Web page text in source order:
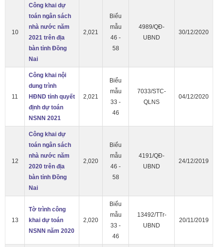
10
Công khai dự
toán ngân sách
nhà nước năm
2021 trên địa
bàn tỉnh Đồng
Nai
2,021
Biểu
mẫu
46 -
58
4989/QĐ-
UBND
30/12/2020
11
Công khai nội
dung trình
HĐND tỉnh quyết
định dự toán
NSNN 2021
2,021
Biểu
mẫu
33 -
46
7033/STC-
QLNS
04/12/2020
12
Công khai dự
toán ngân sách
nhà nước năm
2020 trên địa
bàn tỉnh Đồng
Nai
2,020
Biểu
mẫu
46 -
58
4191/QĐ-
UBND
24/12/2019
13
Tờ trình công
khai dự toán
NSNN năm 2020
2,020
Biểu
mẫu
33 -
46
13492/TTr-
UBND
20/11/2019